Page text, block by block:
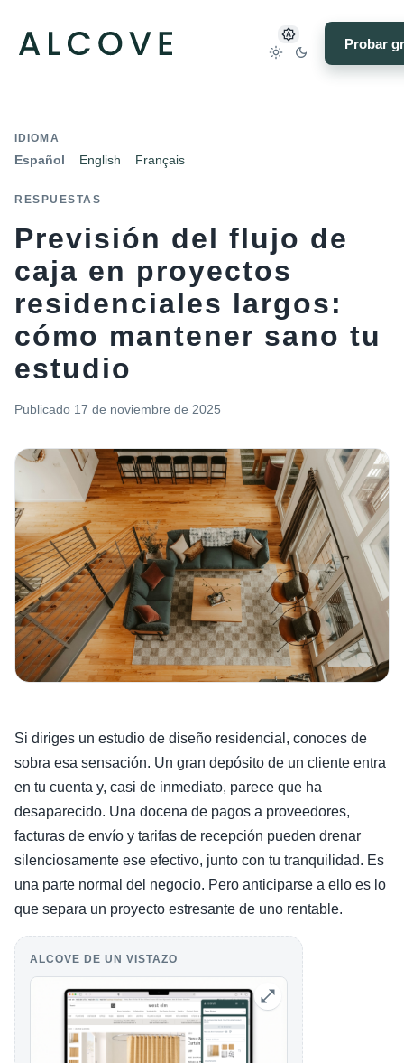
Probar
IDIOMA
Español English Français
RESPUESTAS
Previsión del flujo de
caja en proyectos
residenciales largos:
cómo mantener sano tu
estudio
Publicado 17 de noviembre de 2025
Si diriges un estudio de diseño residencial, conoces de
sobra esa sensación. Un gran depósito de un cliente entra
en tu cuenta y, casi de inmediato, parece que ha
desaparecido. Una docena de pagos a proveedores,
facturas de envío y tarifas de recepción pueden drenar
silenciosamente ese efectivo, junto con tu tranquilidad. Es
una parte normal del negocio. Pero anticiparse a ello es lo
que separa un proyecto estresante de uno rentable.
ALCOVE DE UN VISTAZO